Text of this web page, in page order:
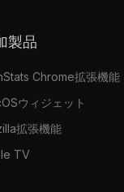
加製品
Chrome拡張機能
ウィジェット
拡張機能
TV